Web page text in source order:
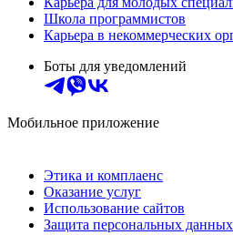
Школа программистов
Карьера в некоммерческих
Боты для уведомлений
Мобильное приложение
Этика и комплаенс
Оказание услуг
Использование сайтов
Защита персональных данных